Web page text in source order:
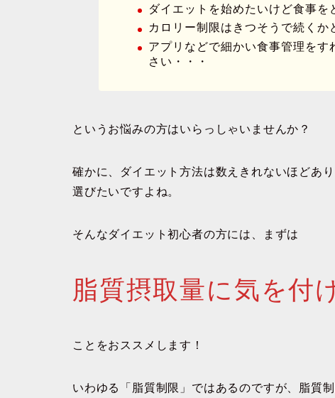
ダイエットを始めたいけど食事
カロリー制限はきつそうで続くか
アプリなどで細かい食事管理をす
さい・・・
というお悩みの方はいらっしゃいませんか？
確かに、ダイエット方法は数えきれないほどあ
選びたいですよね。
そんなダイエット初心者の方には、まずは
脂質摂取量に気を付
ことをおススメします！
いわゆる「脂質制限」ではあるのですが、脂質